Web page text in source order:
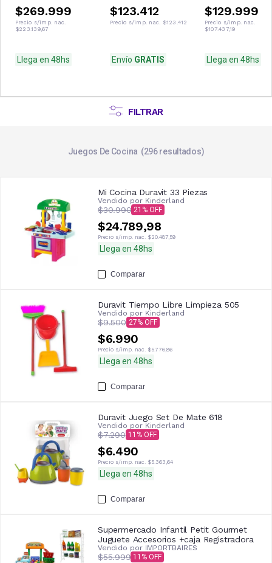
$269.999
Precio s/imp. nac.
$223.139,67
Llega en 48hs
$123.412
Precio s/imp. nac. $123.412
Envío GRATIS
$129.999
Precio s/imp. nac.
$107.437,19
Llega en 48hs
FILTRAR
Juegos De Cocina 296resultados
Mi Cocina Duravit 33 Piezas
Vendido por Kinderland
$30.990 21
$24.789,98
Precio s/imp. nac. $20.487,59
Llega en 48hs
Comparar
Duravit Tiempo Libre Limpieza 505
Vendido por Kinderland
$9.500 27
$6.990
Precio s/imp. nac. $5.776,86
Llega en 48hs
Comparar
Duravit Juego Set De Mate 618
Vendido por Kinderland
$7.290 11
$6.490
Precio s/imp. nac. $5.363,64
Llega en 48hs
Comparar
Supermercado Infantil Petit Gourmet
Juguete Accesorios +caja Registradora
Vendido por IMPORTBAIRES
$55.999 11